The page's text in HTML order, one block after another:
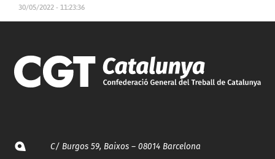
30/05/2022 - 11:23:36
C/ Burgos 59, Baixos – 08014 Barcelona